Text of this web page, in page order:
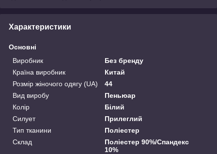
Характеристики
Основні
Виробник
Без бренду
Країна виробник
Китай
Розмір жіночого одягу (UA)
44
Вид виробу
Пеньюар
Колір
Білий
Силует
Прилеглий
Тип тканини
Поліестер
Склад
Поліестер 90%/Спандекс
10%